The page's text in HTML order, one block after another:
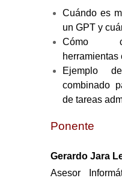
Cuándo es
un GPT y
Cómo
herramientas
Ejemplo
combinado
de tareas
Ponente
Gerardo Jara
Asesor